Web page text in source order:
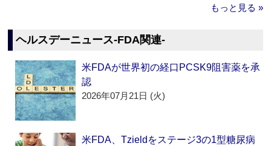
もっと見る »
ヘルスデーニュース‐FDA関連‐
米FDAが世界初の経口PCSK9阻害薬を承
認
2026年07月21日 (火)
米FDA、Tzieldをステージ3の1型糖尿病